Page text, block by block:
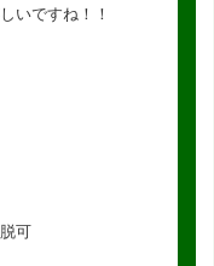
いですね！！
可